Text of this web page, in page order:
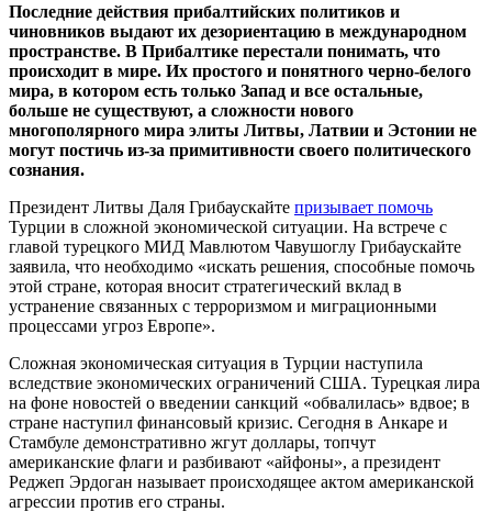
Последние действия прибалтийских политиков и
чиновников выдают их дезориентацию в международном
пространстве. В Прибалтике перестали понимать, что
происходит в мире. Их простого и понятного черно-белого
мира, в котором есть только Запад и все остальные,
больше не существуют, а сложности нового
многополярного мира элиты Литвы, Латвии и Эстонии не
могут постичь из-за примитивности своего политического
сознания.
Президент Литвы Даля Грибаускайте призывает помочь
Турции в сложной экономической ситуации. На встрече с
главой турецкого МИД Мавлютом Чавушоглу Грибаускайте
заявила, что необходимо «искать решения, способные помочь
этой стране, которая вносит стратегический вклад в
устранение связанных с терроризмом и миграционными
процессами угроз Европе».
Сложная экономическая ситуация в Турции наступила
вследствие экономических ограничений США. Турецкая лира
на фоне новостей о введении санкций «обвалилась» вдвое; в
стране наступил финансовый кризис. Сегодня в Анкаре и
Стамбуле демонстративно жгут доллары, топчут
американские флаги и разбивают «айфоны», а президент
Реджеп Эрдоган называет происходящее актом американской
агрессии против его страны.